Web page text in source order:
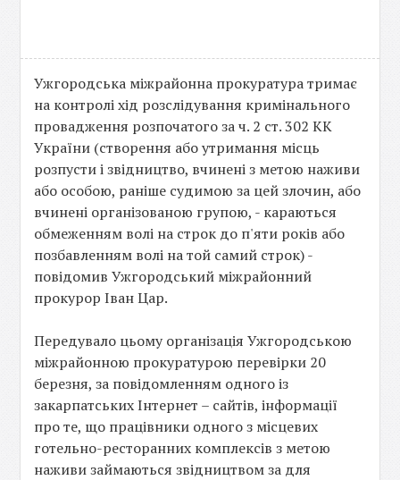
Ужгородська міжрайонна прокуратура тримає
на контролі хід розслідування кримінального
провадження розпочатого за ч. 2 ст. 302 КК
України (створення або утримання місць
розпусти і звідництво, вчинені з метою наживи
або особою, раніше судимою за цей злочин, або
вчинені організованою групою, - караються
обмеженням волі на строк до п'яти років або
позбавленням волі на той самий строк) -
повідомив Ужгородський міжрайонний
прокурор Іван Цар.
Передувало цьому організація Ужгородською
міжрайонною прокуратурою перевірки 20
березня, за повідомленням одного із
закарпатських Інтернет – сайтів, інформації
про те, що працівники одного з місцевих
готельно-ресторанних комплексів з метою
наживи займаються звідництвом за для